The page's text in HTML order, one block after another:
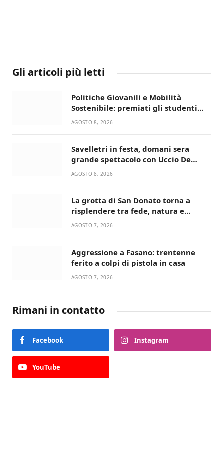
Gli articoli più letti
Politiche Giovanili e Mobilità
Sostenibile: premiati gli studenti
universitari del bando “La strada
AGOSTO 8, 2026
Savelletri in festa, domani sera
grande spettacolo con Uccio De
Santis
AGOSTO 8, 2026
La grotta di San Donato torna a
risplendere tra fede, natura e
devozione
AGOSTO 7, 2026
Aggressione a Fasano: trentenne
ferito a colpi di pistola in casa
AGOSTO 7, 2026
Rimani in contatto
Facebook Instagram
YouTube